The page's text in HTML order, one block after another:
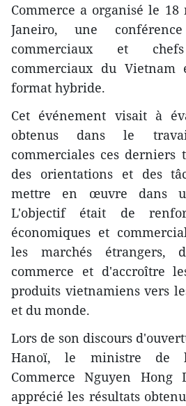
Commerce a organisé le
Janeiro, une
commerciaux et
commerciaux du Vietnam
format hybride.
Cet événement visait à
obtenus dans le
commerciales ces derniers
des orientations et des
mettre en œuvre dans
L'objectif était de
économiques et
les marchés étrangers,
commerce et d'accroître
produits vietnamiens vers
et du monde.
Lors de son discours
Hanoï, le ministre de
Commerce Nguyen Hong
apprécié les résultats